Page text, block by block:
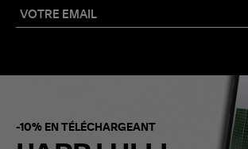
-10% EN TÉLÉCHARGEANT